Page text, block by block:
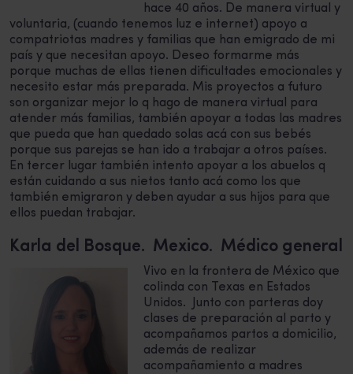
hace 40 años. De manera virtual y
voluntaria, (cuando tenemos luz e internet) apoyo a
compatriotas madres y familias que han emigrado de mi
país y que necesitan apoyo. Deseo formarme más
porque muchas de ellas tienen dificultades emocionales y
necesito estar más preparada. Mis proyectos a futuro
son organizar mejor lo q hago de manera virtual para
atender más familias, también apoyar a todas las madres
que pueda que han quedado solas acá con sus bebés
porque sus parejas se han ido a trabajar a otros países.
En tercer lugar también intento apoyar a los abuelos q
están cuidando a sus nietos tanto acá como los que
también emigraron y deben ayudar a sus hijos para que
ellos puedan trabajar.
Karla del Bosque. Mexico. Médico general
Vivo en la frontera de México que
colinda con Texas en Estados
Unidos. Junto con parteras doy
clases de preparación al parto y
acompañamos partos a domicilio,
además de realizar
acompañamiento a madres